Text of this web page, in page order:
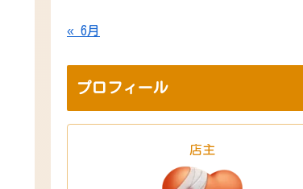
« 6月
プロフィール
店主